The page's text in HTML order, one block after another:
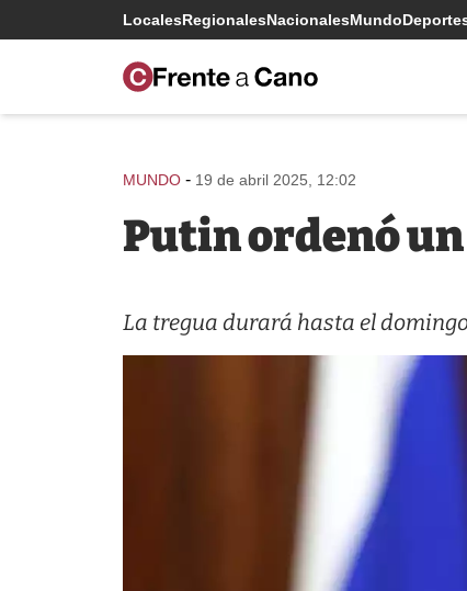
LocalesRegionalesNacionalesMundo
MUNDO - 19 de abril 2025, 12:02
Putin ordenó un
La tregua durará hasta el